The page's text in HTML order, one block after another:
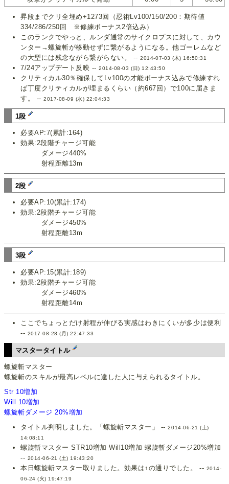
昇段までクリ全埋め+1273回（忍術Lv100/150/200：期待値
334/286/250回 ※修練ボーナス2倍込み）
このランクでやっと、ルンダ通常のサイクロプスに対して、カウ
ンター→螺旋斬が移動せずに繋がるようになる。他ゴーレムなど
の大型には残念ながら繋がらない。 --2014-07-03 (木) 16:50:31
7/24アップデート反映 --2014-08-03 (日) 12:43:50
クリティカル30％確保してLv100の才能ボーナス込みで修練すれ
ば丁度クリティカルが埋まるくらい（約667回）で100に届きま
す。 --2017-08-09 (水) 22:04:33
1段
必要AP:7(累計:164)
効果:2段階チャージ可能
ダメージ440%
射程距離13m
2段
必要AP:10(累計:174)
効果:2段階チャージ可能
ダメージ450%
射程距離13m
3段
必要AP:15(累計:189)
効果:2段階チャージ可能
ダメージ460%
射程距離14m
ここでちょっとだけ射程が伸びる実感はわきにくいが多少は便利
-- 2017-08-28 (月) 22:47:33
マスタータイトル
螺旋斬マスター
螺旋斬のスキルが最高レベルに達した人に与えられるタイトル。
Str 10増加
Will 10増加
螺旋斬ダメージ 20%増加
タイトル判明しました。「螺旋斬マスター」 --2014-06-21 (土)
14:08:11
螺旋斬マスター STR10増加 Will10増加 螺旋斬ダメージ20%増加
-- 2014-06-21 (土) 19:43:20
本日螺旋斬マスター取りました。効果は↑の通りでした。 -- 2014-
06-24 (火) 19:47:19